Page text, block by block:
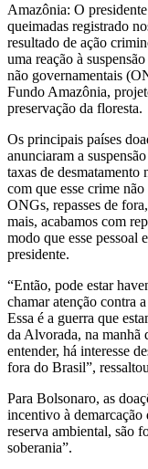
Amazônia: O
queimadas registrado
resultado de ação
uma reação à
não governamentais
Fundo Amazônia,
preservação da floresta.
Os principais países
anunciaram a
taxas de desmatamento
com que esse crime
ONGs, repasses de
mais, acabamos com
modo que esse pessoal
presidente.
“Então, pode estar
chamar atenção contra
Essa é a guerra que
da Alvorada, na manhã
entender, há interesse
fora do Brasil”,
Para Bolsonaro, as
incentivo à demarcação
reserva ambiental, são
soberania”.